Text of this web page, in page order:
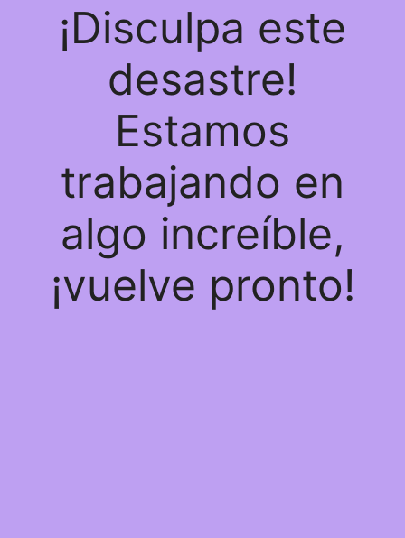
¡Disculpa este
desastre!
Estamos
trabajando en
algo increíble,
¡vuelve pronto!